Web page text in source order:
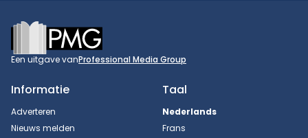
Footer
Een uitgave vanProfessional Media Group
Informatie
Adverteren
Nieuws melden
Taal
Nederlands
Frans